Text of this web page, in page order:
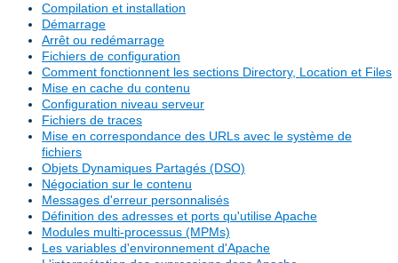
Compilation et installation
Démarrage
Arrêt ou redémarrage
Fichiers de configuration
Comment fonctionnent les sections Directory, Location et Files
Mise en cache du contenu
Configuration niveau serveur
Fichiers de traces
Mise en correspondance des URLs avec le système de
fichiers
Objets Dynamiques Partagés (DSO)
Négociation sur le contenu
Messages d'erreur personnalisés
Définition des adresses et ports qu'utilise Apache
Modules multi-processus (MPMs)
Les variables d'environnement d'Apache